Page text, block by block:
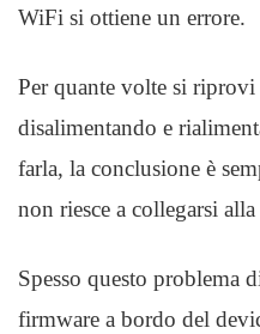
WiFi si ottiene un errore.
Per quante volte si
disalimentando e
farla, la conclusione è
non riesce a collegarsi
Spesso questo problema
firmware a bordo del